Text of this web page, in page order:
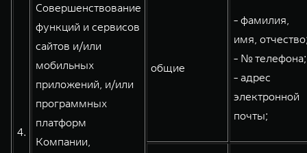
4.
Совершенствование
функций и сервисов
сайтов и/или
мобильных
приложений, и/или
программных
платформ
Компании,
общие
- фамилия,
имя,
- № телефона;
- адрес
электронной
почты;